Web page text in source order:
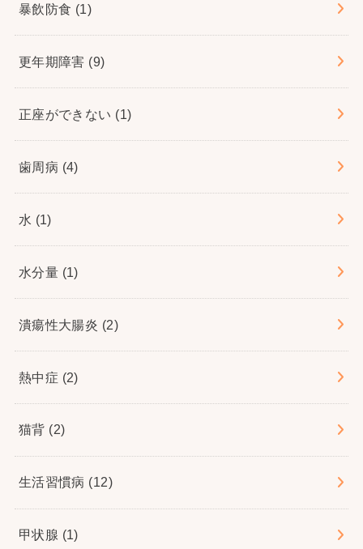
暴飲防食 (1)
更年期障害 (9)
正座ができない (1)
歯周病 (4)
水 (1)
水分量 (1)
潰瘍性大腸炎 (2)
熱中症 (2)
猫背 (2)
生活習慣病 (12)
甲状腺 (1)